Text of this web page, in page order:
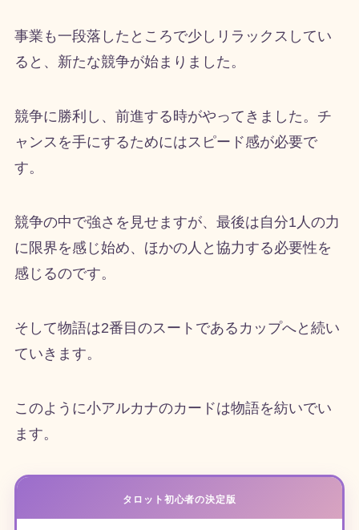
事業も一段落したところで少しリラックスしてい
ると、新たな競争が始まりました。
競争に勝利し、前進する時がやってきました。チ
ャンスを手にするためにはスピード感が必要で
す。
競争の中で強さを見せますが、最後は自分1 人の力
に限界を感じ始め、ほかの人と協力する必要性を
感じるのです。
そして物語は2番目のスートであるカップへと続い
ていきます。
このように小アルカナのカードは物語を紡いでい
ます。
タロット初心者の決定版